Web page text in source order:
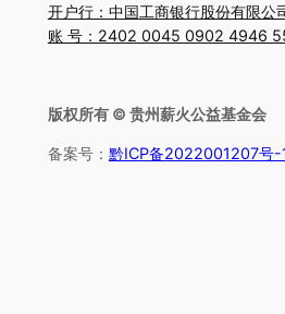
开户行：中国工商银行股份有限公
账 号：2402 0045 0902 4946
版权所有 © 贵州薪火公益基金会
备案号： 黔ICP备2022001207号-